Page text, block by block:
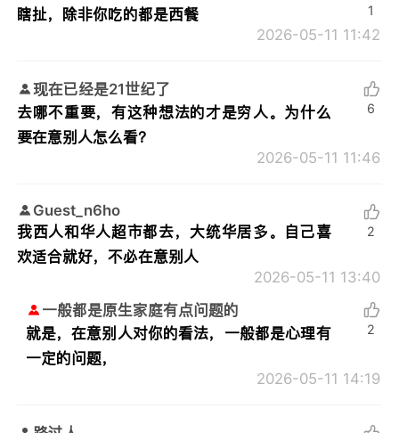
瞎扯，除非你吃的都是西餐
2026-05-11 11:42
1
现在已经是21世纪了
去哪不重要，有这种想法的才是穷人。为什么
要在意别人怎么看？
2026-05-11 11:46
6
Guest_n6ho
我西人和华人超市都去，大统华居多。自己喜
欢适合就好，不必在意别人
2026-05-11 13:40
2
一般都是原生家庭有点问题的
就是，在意别人对你的看法，一般都是心理有
一定的问题，
2026-05-11 14:19
2